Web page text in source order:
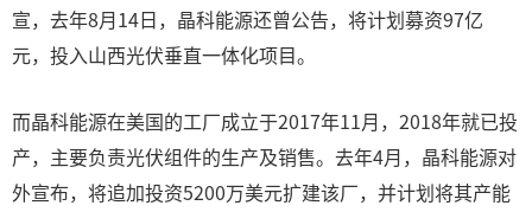
宣，去年8月14日，晶科能源还曾公告，将计划募资97亿
元，投入山西光伏垂直一体化项目。
而晶科能源在美国的工厂成立于2017年11月，2018年就已投
产，主要负责光伏组件的生产及销售。去年4月，晶科能源对
外宣布，将追加投资5200万美元扩建该厂，并计划将其产能